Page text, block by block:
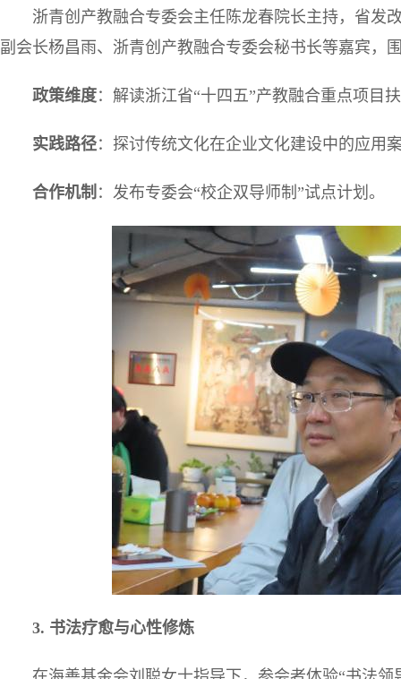
浙青创产教融合专委会主任陈龙春院长主持，省发
副会长杨昌雨、浙青创产教融合专委会秘书长等嘉宾，
政策维度：解读浙江省“十四五”产教融合重点项目
实践路径：探讨传统文化在企业文化建设中的应用
合作机制 ：发布专委会“校企双导师制”试点计划。
3. 书法疗愈与心性修炼